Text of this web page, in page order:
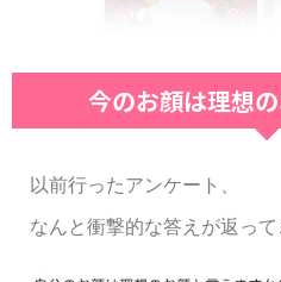
今のお顔は理想
以前行ったアンケート、
なんと衝撃的な答えが返って